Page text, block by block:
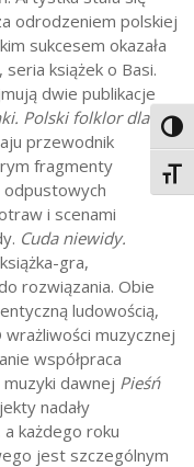
odrodzeniem polskiej
sukcesem okazała
książek o Basi.
dwie publikacje
Polski folklor dla
przewodnik
fragmenty
odpustowych
i scenami
Cuda niewidy.
gra,
rozwiązania. Obie
ludowością,
wrażliwości muzycznej
współpraca
dawnej Pieśń
nadały
każdego roku
jest szczególnym